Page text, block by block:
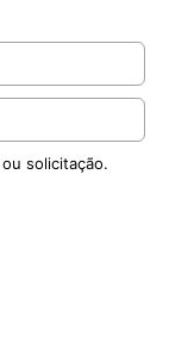
solicitação.